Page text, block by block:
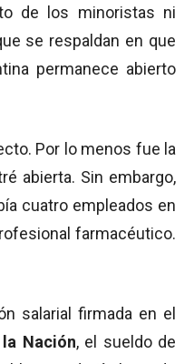
de los minoristas ni
se respaldan en que
permanece abierto
Por lo menos fue la
abierta. Sin embargo,
cuatro empleados en
farmacéutico.
salarial firmada en el
Nación, el sueldo de